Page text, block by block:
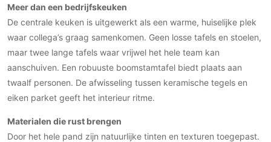
Vloer
Vloeren
Beton Ciré vloeren
PVC vloeren
Natuursteen en keramiek vloeren
Meer dan een bedrijfskeuken
De centrale keuken is uitgewerkt als een warme, huiselijke plek
waar collega’s graag samenkomen. Geen losse tafels en stoelen,
maar twee lange tafels waar vrijwel het hele team kan
aanschuiven. Een robuuste boomstamtafel biedt plaats aan
twaalf personen. De afwisseling tussen keramische tegels en
eiken parket geeft het interieur ritme.
Materialen die rust brengen
Door het hele pand zijn natuurlijke tinten en texturen toegepast.